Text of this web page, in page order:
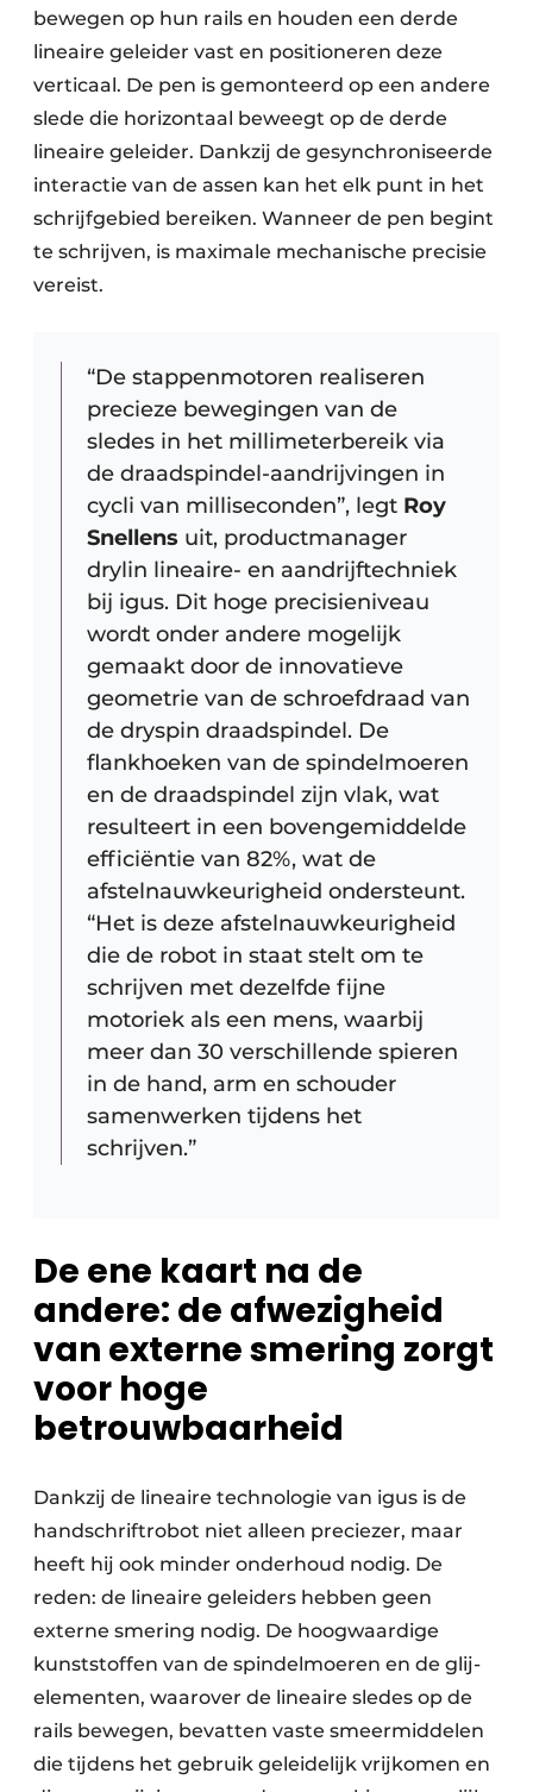
bewegen op hun rails en houden een derde
lineaire geleider vast en positioneren deze
verticaal. De pen is gemonteerd op een andere
slede die horizontaal beweegt op de derde
lineaire geleider. Dankzij de gesynchroniseerde
interactie van de assen kan het elk punt in het
schrijfgebied bereiken. Wanneer de pen begint
te schrijven, is maximale mechanische precisie
vereist.
“De stappenmotoren realiseren
precieze bewegingen van de
sledes in het millimeterbereik via
de draadspindel-aandrijvingen in
cycli van milliseconden”, legt Roy
Snellens uit, productmanager
drylin lineaire- en aandrijftechniek
bij igus. Dit hoge precisieniveau
wordt onder andere mogelijk
gemaakt door de innovatieve
geometrie van de schroefdraad van
de dryspin draadspindel. De
flankhoeken van de spindelmoeren
en de draadspindel zijn vlak, wat
resulteert in een bovengemiddelde
efficiëntie van 82%, wat de
afstelnauwkeurigheid ondersteunt.
“Het is deze afstelnauwkeurigheid
die de robot in staat stelt om te
schrijven met dezelfde fijne
motoriek als een mens, waarbij
meer dan 30 verschillende spieren
in de hand, arm en schouder
samenwerken tijdens het
schrijven.”
De ene kaart na de
andere: de afwezigheid
van externe smering zorgt
voor hoge
betrouwbaarheid
Dankzij de lineaire technologie van igus is de
handschriftrobot niet alleen preciezer, maar
heeft hij ook minder onderhoud nodig. De
reden: de lineaire geleiders hebben geen
externe smering nodig. De hoogwaardige
kunststoffen van de spindelmoeren en de glij-
elementen, waarover de lineaire sledes op de
rails bewegen, bevatten vaste smeermiddelen
die tijdens het gebruik geleidelijk vrijkomen en